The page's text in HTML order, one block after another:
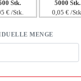
Stk.
€ /Stk.
5000 Stk.
0,05 € /
MENGE